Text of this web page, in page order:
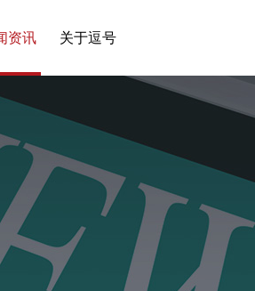
资讯 关于逗号